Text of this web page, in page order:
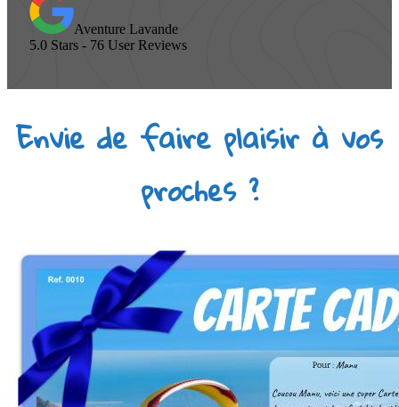
Aventure Lavande
5.0 Stars - 76 User Reviews
Envie de faire plaisir à vos
proches ?​